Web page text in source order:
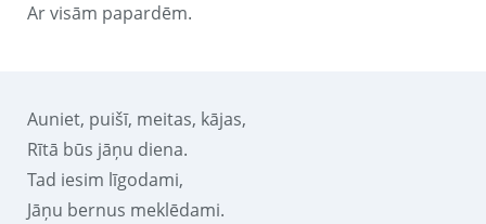
Ar visām papardēm.
Auniet, puišī, meitas, kājas,
Rītā būs jāņu diena.
Tad iesim līgodami,
Jāņu bernus meklēdami.